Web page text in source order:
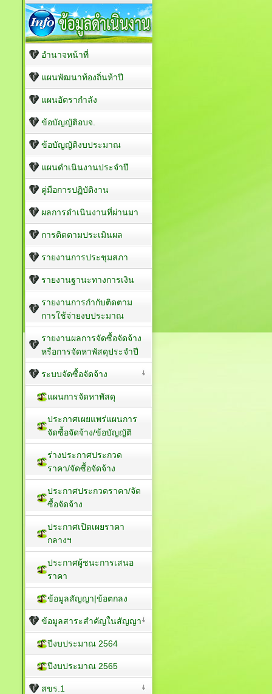
อำนาจหน้าที่
แผนพัฒนาท้องถิ่นห้าปี
แผนอัตรากำลัง
ข้อบัญญัติอบจ.
ข้อบัญญัติงบประมาณ
แผนดำเนินงานประจำปี
คู่มือการปฏิบัติงาน
ผลการดำเนินงานที่ผ่านมา
การติดตามประเมินผล
รายงานการประชุมสภา
รายงานฐานะทางการเงิน
รายงานการกำกับติดตาม
การใช้จ่ายงบประมาณ
รายงานผลการจัดซื้อจัดจ้าง
หรือการจัดหาพัสดุประจำปี
ระบบจัดซื้อจัดจ้าง
แผนการจัดหาพัสดุ
ประกาศเผยแพร่แผนการ
จัดซื้อจัดจ้าง/ข้อบัญญัติ
ร่างประกาศประกวด
ราคา/จัดซื้อจัดจ้าง
ประกาศประกวดราคา/จัด
ซื้อจัดจ้าง
ประกาศเปิดเผยราคา
กลางฯ
ประกาศผู้ชนะการเสนอ
ราคา
ข้อมูลสัญญา|ข้อตกลง
ข้อมูลสาระสำคัญในสัญญา
ปีงบประมาณ 2564
ปีงบประมาณ 2565
สขร.1